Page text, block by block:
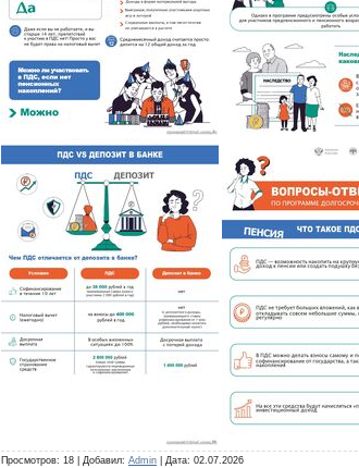
Просмотров: 18 | Добавил: Admin | Дата: 02.07.2026